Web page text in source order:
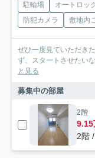
駐輪場 オートロッ
防犯カメラ
敷地内
ぜひ一度見ていただき
ず、スタートさせたい
と見る
募集中の部屋
2階
9.15
2階